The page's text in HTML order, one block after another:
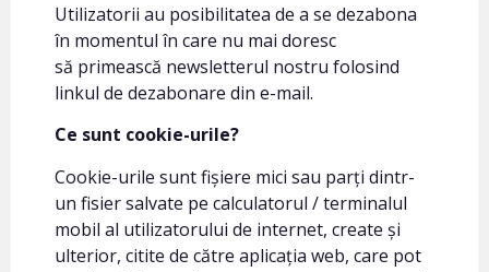
Utilizatorii au posibilitatea de a se dezabona
în momentul în care nu mai doresc
să primească newsletterul nostru folosind
linkul de dezabonare din e-mail.
Ce sunt cookie-urile?
Cookie-urile sunt fișiere mici sau parți dintr-
un fisier salvate pe calculatorul / terminalul
mobil al utilizatorului de internet, create și
ulterior, citite de către aplicația web, care pot